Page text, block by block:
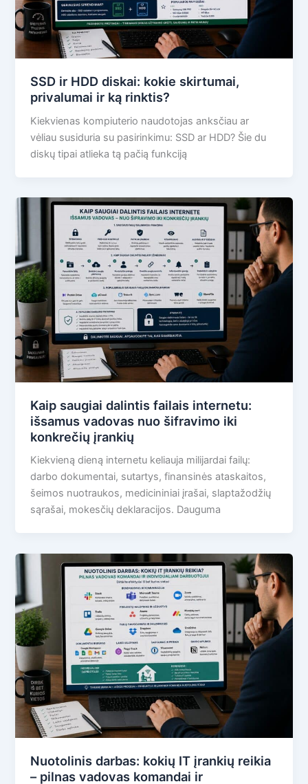
SSD ir HDD diskai: kokie skirtumai,
privalumai ir ką rinktis?
Kiekvienas kompiuterio naudotojas anksčiau ar
vėliau susiduria su pasirinkimu: SSD ar HDD? Šie du
diskų tipai atlieka tą pačią funkciją
Kaip saugiai dalintis failais internetu:
išsamus vadovas nuo šifravimo iki
konkrečių įrankių
Kiekvieną dieną internetu keliauja milijardai failų:
darbo dokumentai, sutartys, finansinės ataskaitos,
šeimos nuotraukos, medicininiai įrašai, slaptažodžių
sąrašai, mokesčių deklaracijos. Dauguma
Nuotolinis darbas: kokių IT įrankių reikia
– pilnas vadovas komandai ir